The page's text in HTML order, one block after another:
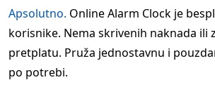
Apsolutno. Online Alarm Clock je
korisnike. Nema skrivenih naknada ili
pretplatu. Pruža jednostavnu i
po potrebi.